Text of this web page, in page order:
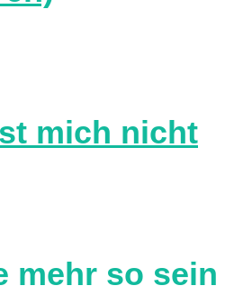
mich nicht
mehr so sein